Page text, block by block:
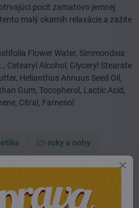
pocit zamatovo jemnej
malý okamih relaxácie a zažite
Flower Water, Simmondsia
Cetearyl Alcohol, Glyceryl Stearate
Helianthus Annuus Seed Oil,
Gum, Tocopherol, Lactic Acid,
Citral, Farnesol
ruky a nohy
alebo pomôcť?